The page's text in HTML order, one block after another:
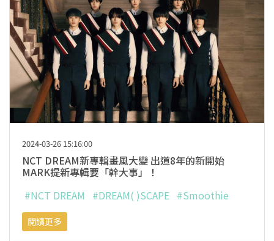
2024-03-26 15:16:00
NCT DREAM新專輯畫風大變 出道8年的新開始
MARK提新專輯要「幹大事」！
#NCT DREAM
#DREAM( )SCAPE #Smoothie
閱讀更多